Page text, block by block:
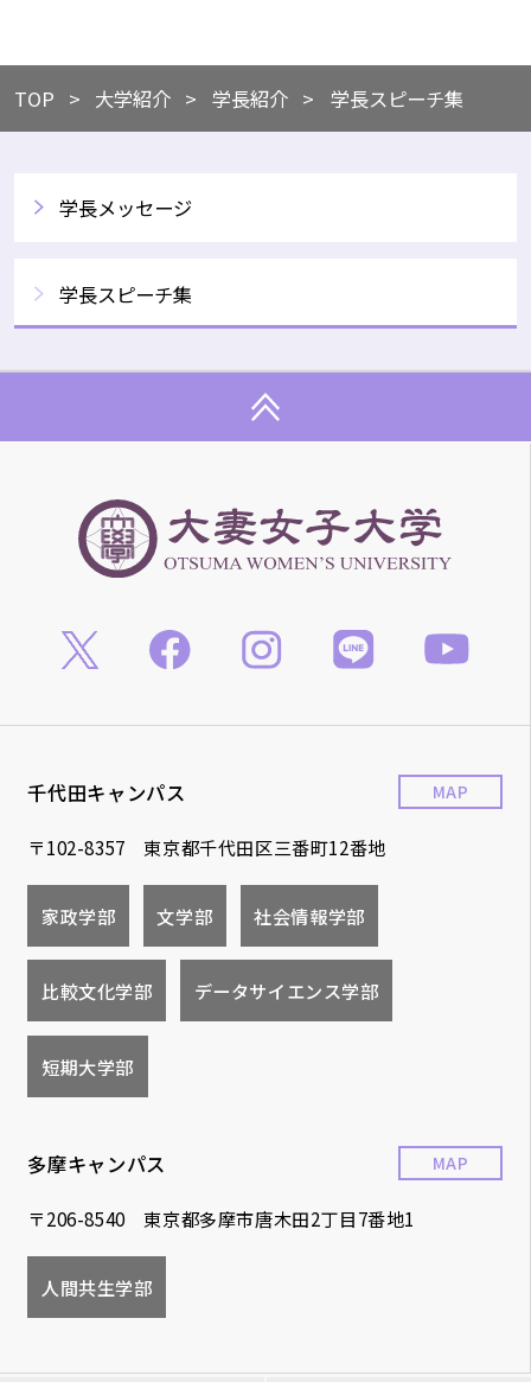
TOP ​​大学紹介 ​学長紹介 学長スピーチ集
学長メッセージ
学長スピーチ集
千代田キャンパス
〒102-8357 東京都千代田区三番町12番地
MAP
家政学部 文学部 社会情報学部
比較文化学部 データサイエンス学部
短期大学部
多摩キャンパス
〒206-8540 東京都多摩市唐木田2丁目7番地1
MAP
人間共生学部